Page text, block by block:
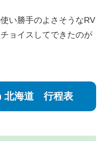
い勝手のよさそうなRV
ョイスしてできたのが
北海道 行程表